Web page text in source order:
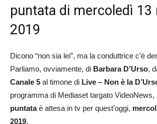
puntata di mercoledì 13
2019
Dicono “non sia lei”, ma la conduttrice c’è
Parliamo, ovviamente, di Barbara D’Urso,
Canale 5 al timone di Live – Non è la
programma di Mediaset targato VideoNews,
puntataè attesa in tv per quest’oggi,
2019.